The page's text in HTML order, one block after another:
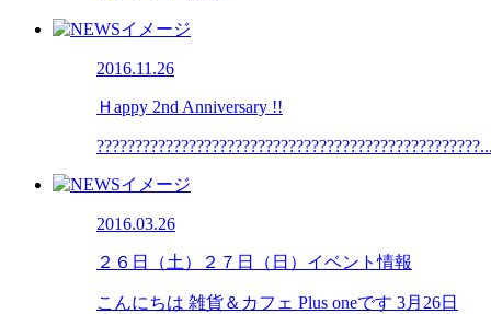
2016.11.26
Ｈappy 2nd Anniversary !!
2016.03.26
２６日（土）２７日（日）イベント情報
こんにちは 雑貨＆カフェ Plus oneです 3月26日